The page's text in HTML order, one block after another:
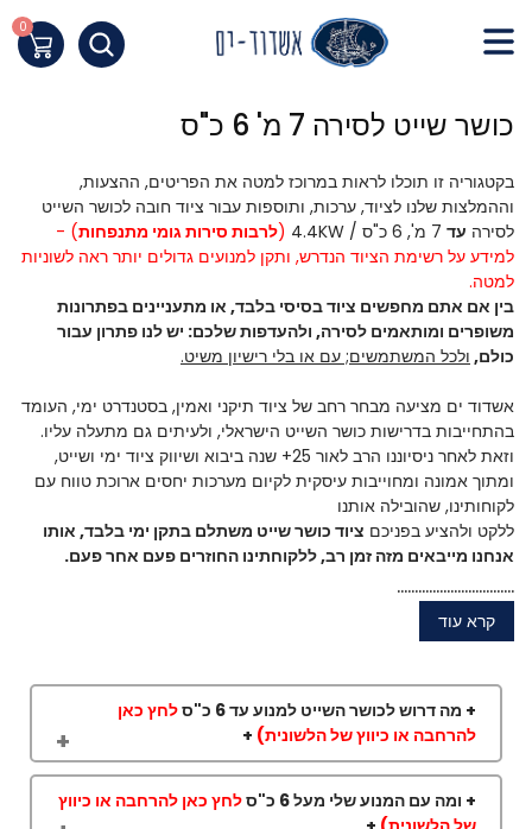
של
אינטרנט,
לחץ
אנטר
כדי
לאזור
תוכן
Content
העגלה שלי
0
כושר שייט לסירה 7 מ' 6 כ"ס
בקטגוריה זו תוכלו לראות במרוכז למטה את הפריטים, ההצעות,
וההמלצות שלנו לציוד, ערכות, ותוספות עבור ציוד חובה לכושר השייט
לסירה עד (לרבות סירות גומי מתנפחות) -
למידע על רשימת הציוד הנדרש, ותקן למנועים גדולים יותר ראה לשוניות
למטה.
בין אם אתם מחפשים ציוד בסיסי בלבד, או מתעניינים בפתרונות
משופרים ומותאמים לסירה, ולהעדפות שלכם: יש לנו פתרון עבור
כולם, ולכל המשתמשים; עם או בלי רישיון משיט.
אשדוד ים מציעה מבחר רחב של ציוד תיקני ואמין, בסטנדרט ימי, העומד
בהתחייבות בדרישות כושר השייט הישראלי, ולעיתים גם מתעלה עליו.
וזאת לאחר ניסיוננו הרב לאור 25+ שנה ביבוא ושיווק ציוד ימי ושייט,
ומתוך אמונה ומחוייבות עיסקית לקיום מערכות יחסים ארוכת טווח עם
לקוחותינו, שהובילה אותנו
ללקט ולהציע בפניכם ציוד כושר שייט משתלם בתקן ימי בלבד, אותו
אנחנו מייבאים מזה זמן רב, ללקוחתינו החוזרים פעם אחר פעם.
.................................
קרא עוד
+ מה דרוש לכושר השייט למנוע עד 6 כ"ס
לחץ כאן
להרחבה או כיווץ של הלשונית) +
+ ומה עם המנוע שלי מעל 6 כ"ס
לחץ כאן להרחבה או כיווץ